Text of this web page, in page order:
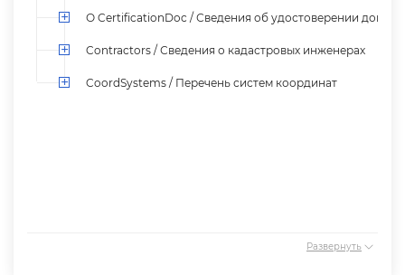
О CertificationDoc / Сведения об удостоверении
Contractors / Сведения о кадастровых инженерах
CoordSystems / Перечень систем координат
Развернуть